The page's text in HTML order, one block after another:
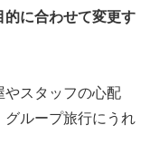
的に合わせて変更す
やスタッフの心配
グループ旅行にうれ